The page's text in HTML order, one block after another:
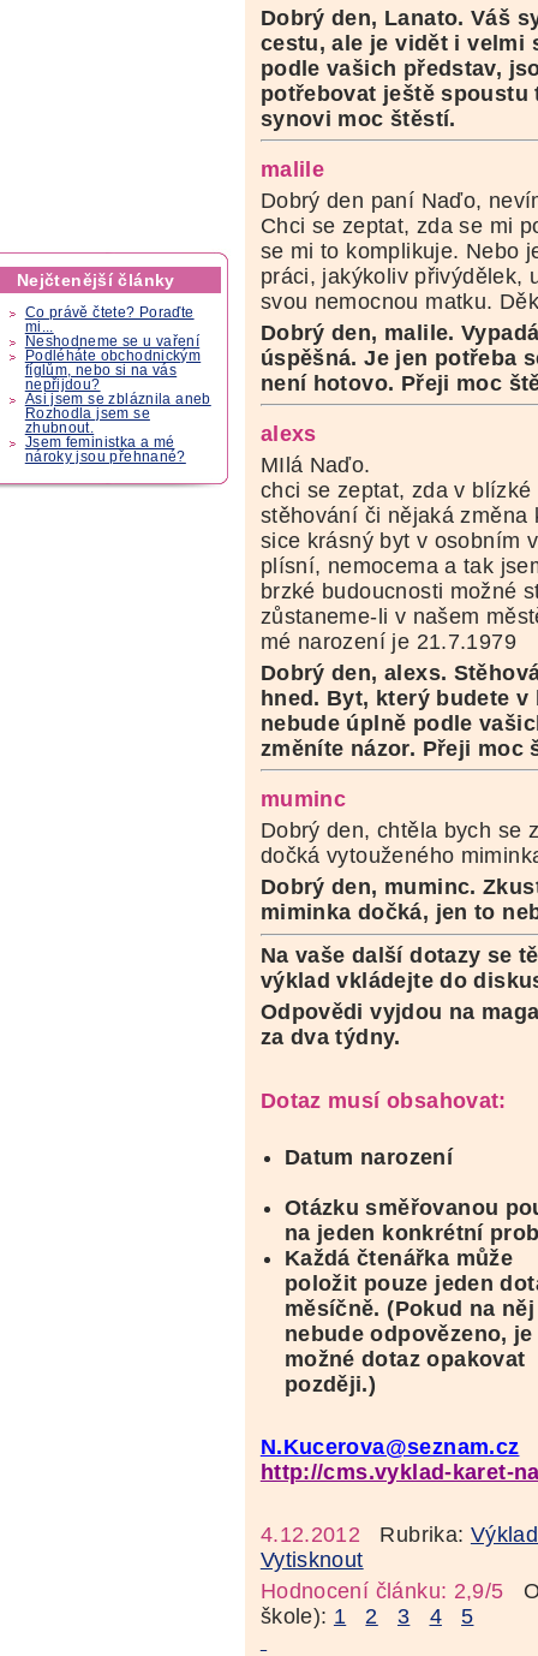
Nejčtenější články
Co právě čtete? Poraďte
mi...
Neshodneme se u vaření
Podléháte obchodnickým
fíglům, nebo si na vás
nepřijdou?
Asi jsem se zbláznila aneb
Rozhodla jsem se
zhubnout.
Jsem feministka a mé
nároky jsou přehnané?
Dobrý den, Lanato. Váš
cestu, ale je vidět i velmi
podle vašich představ,
potřebovat ještě
synovi moc štěstí.
malile
Dobrý den paní Naďo,
Chci se zeptat, zda se mi
se mi to komplikuje. Nebo
práci, jakýkoliv přivýdělek,
svou nemocnou matku.
Dobrý den, malile.
úspěšná. Je jen potřeba
není hotovo. Přeji moc
alexs
MIlá Naďo.
chci se zeptat, zda v
stěhování či nějaká
sice krásný byt v osobním
plísní, nemocema a tak
brzké budoucnosti možné
zůstaneme-li v našem
mé narození je 21.7.1979
Dobrý den, alexs.
hned. Byt, který budete
nebude úplně podle
změníte názor. Přeji moc
muminc
Dobrý den, chtěla bych se
dočká vytouženého
Dobrý den, muminc.
miminka dočká, jen to
Na vaše další dotazy se
výklad vkládejte do
Odpovědi vyjdou na
za dva týdny.
Dotaz musí obsahovat:
Datum narození
Otázku směřovanou
na jeden konkrétní
Každá čtenářka může
položit pouze jeden
měsíčně. (Pokud na něj
nebude odpovězeno, je
možné dotaz opakovat
později.)
N.Kucerova@seznam.cz
http://cms.vyklad-karet-
4.12.2012 Rubrika:
Vytisknout
Hodnocení článku: 2,9/5
škole): 1 2 3 4 5